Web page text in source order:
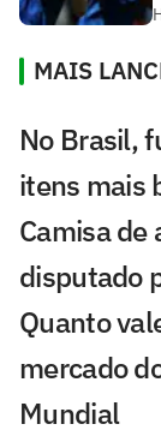
MAIS
No Brasil,
itens mais
Camisa de
disputado
Quanto
mercado
Mundial